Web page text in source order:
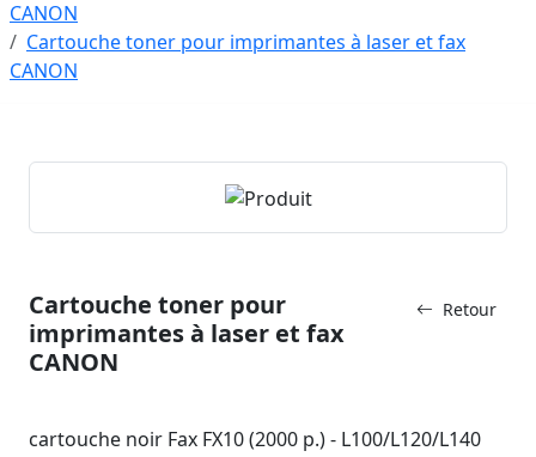
CANON
Cartouche toner pour imprimantes à laser et fax
CANON
Retour
Cartouche toner pour
imprimantes à laser et fax
CANON
cartouche noir Fax FX10 (2000 p.) - L100/L120/L140